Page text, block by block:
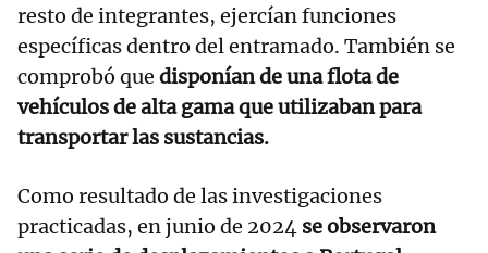
resto de integrantes, ejercían funciones
específicas dentro del entramado. También se
comprobó que disponían de una flota de
vehículos de alta gama que utilizaban para
transportar las sustancias.
Como resultado de las investigaciones
practicadas, en junio de 2024 se observaron